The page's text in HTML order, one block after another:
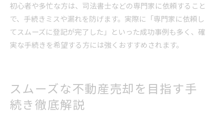
初心者や多忙な方は、司法書士などの専門家に依頼すること
で、手続きミスや漏れを防げます。実際に「専門家に依頼し
てスムーズに登記が完了した」といった成功事例も多く、確
実な手続きを希望する方には強くおすすめされます。
スムーズな不動産売却を目指す手
続き徹底解説